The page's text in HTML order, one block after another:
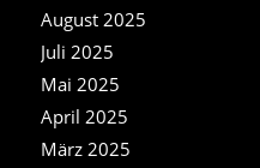
August 2025
Juli 2025
Mai 2025
April 2025
März 2025